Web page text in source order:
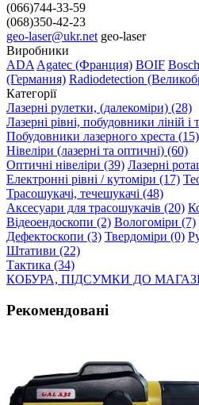
(066)744-33-59
(068)350-42-23
geo-laser@ukr.net geo-laser
Виробники
ADA Agatec (Франция) BOIF
(Германия) Radiodetection
Категорії
Лазерні рулетки, (далекоміри) (28)
Лазерні рівні, побудовники ліній і
Побудовники лазерного хреста (15)
Нівеліри (лазерні та оптичні) (60)
Оптичні нівеліри (39) Лазерні
Електронні рівні / кутоміри (17)
Трасошукачі, течешукачі (48)
Аксесуари для трасошукачів (20)
Відеоендоскопи (2) Вологоміри (7)
Дефектоскопи (3) Твердоміри (0)
Штативи (22)
Тактика (34)
КОБУРА, ПІДСУМКИ ДО
Рекомендовані